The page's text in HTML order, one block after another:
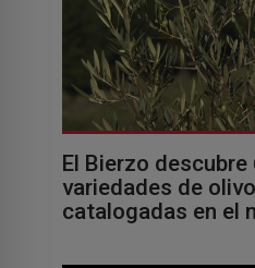
El Bierzo descubre
variedades de
catalogadas en el